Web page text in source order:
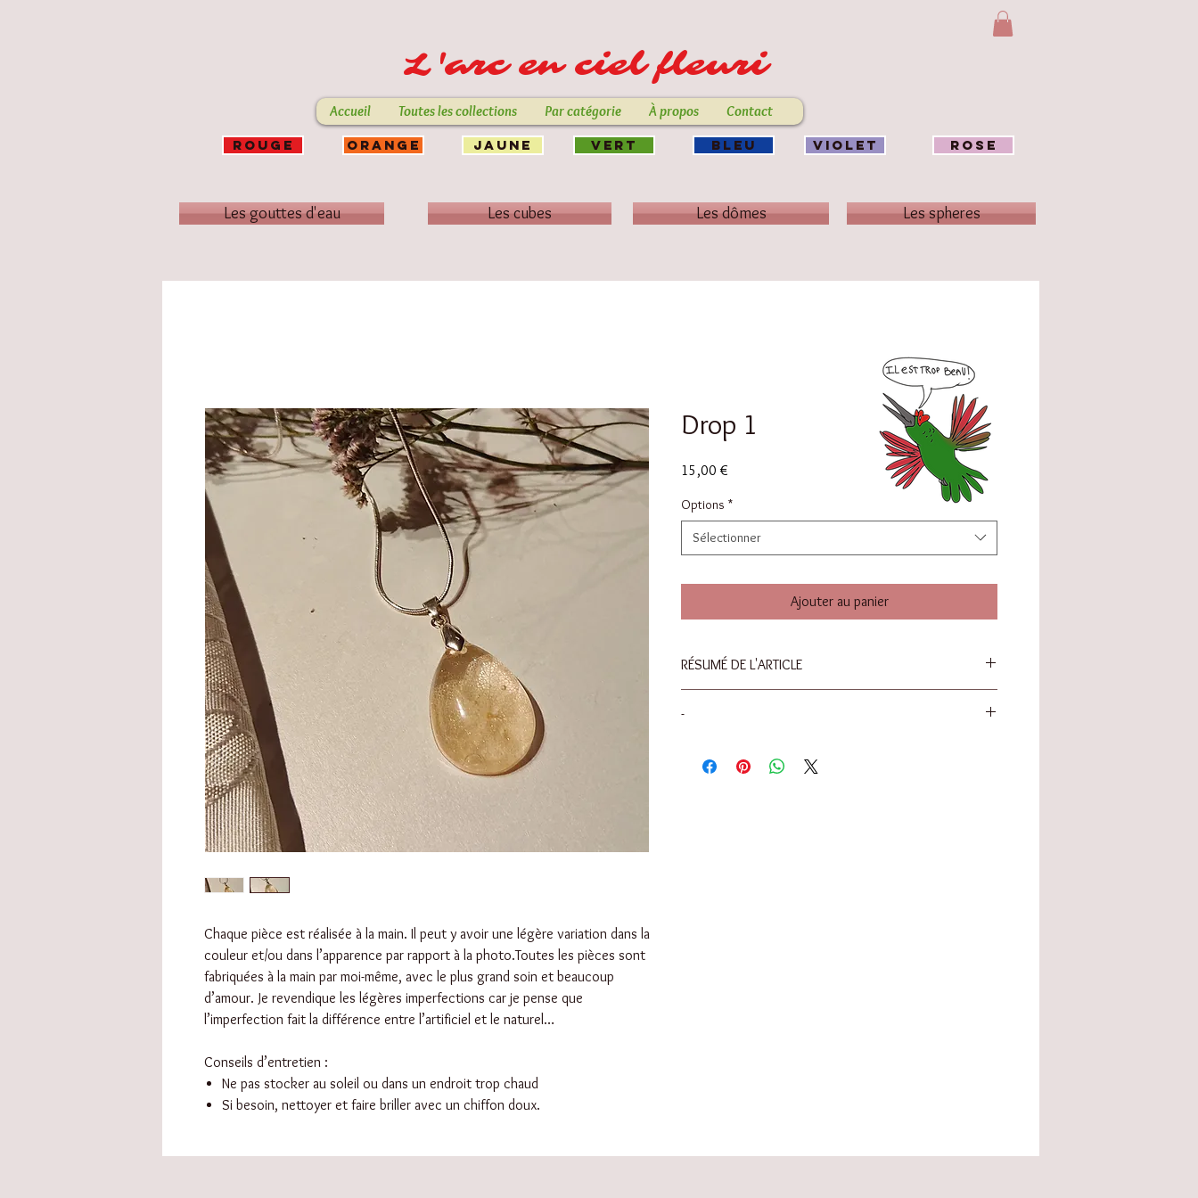
L'arc en ciel fleuri
Accueil Toutes les collections Par catégorie À propos
Contact
ROUGE
ORANGE
Les gouttes d'eau
JAUNE VERT BLEU VIOLET ROSE
Les cubes Les dômes Les spheres
Chaque pièce est réalisée à la main. Il peut y avoir une légère variation dans la
couleur et/ou dans l’apparence par rapport à la photo.Toutes les pièces sont
fabriquées à la main par moi-même, avec le plus grand soin et beaucoup
d’amour. Je revendique les légères imperfections car je pense que
l’imperfection fait la différence entre l’artificiel et le naturel…
Conseils d’entretien :
Ne pas stocker au soleil ou dans un endroit trop chaud
Si besoin, nettoyer et faire briller avec un chiffon doux.
Drop 1
15,00 €
Options *
Sélectionner
Ajouter au panier
RÉSUMÉ DE L'ARTICLE
-